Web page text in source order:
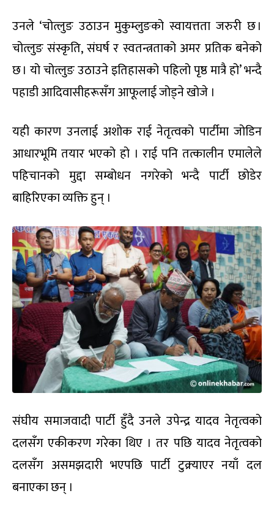
उनले ‘चोत्लुङ उठाउन मुकुम्लुङको स्वायत्तता जरुरी छ ।
चोत्लुङ संस्कृति, संघर्ष र स्वतन्त्रताको अमर प्रतिक बनेको
छ । यो चोत्लुङ उठाउने इतिहासको पहिलो पृष्ठ मात्रै हो’ भन्दै
पहाडी आदिवासीहरूसँग आफूलाई जोड्ने खोजे ।
यही कारण उनलाई अशोक राई नेतृत्वको पार्टीमा जोडिन
आधारभूमि तयार भएको हो । राई पनि तत्कालीन एमालेले
पहिचानको मुद्दा सम्बोधन नगरेको भन्दै पार्टी छोडेर
बाहिरिएका व्यक्ति हुन् ।
संघीय समाजवादी पार्टी हुँदै उनले उपेन्द्र यादव नेतृत्वको
दलसँग एकीकरण गरेका थिए । तर पछि यादव नेतृत्वको
दलसँग असमझदारी भएपछि पार्टी टुक्र्याएर नयाँ दल
बनाएका छन् ।